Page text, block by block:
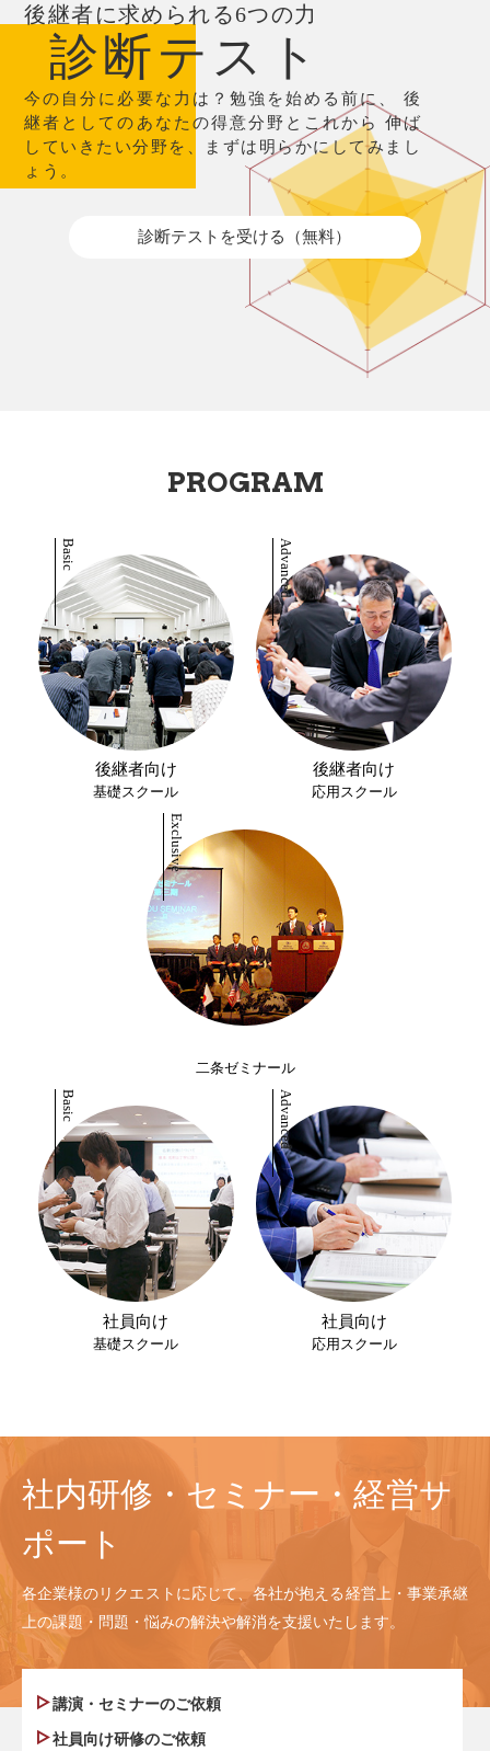
後継者に求められる6つの力
診断テスト
今の自分に必要な力は？勉強を始める前に、
後
継者としてのあなたの得意分野とこれから
伸ば
していきたい分野を、まずは明らかにしてみまし
ょう。
診断テストを受ける（無料）
PROGRAM
後継者向け
基礎スクール
後継者向け
応用スクール
二条ゼミナール
社員向け
基礎スクール
社員向け
応用スクール
社内研修・セミナー・経営サ
ポート
各企業様のリクエストに応じて、各社が抱える経営上・事業承継
上の課題・問題・悩みの解決や解消を支援いたします。
講演・セミナーのご依頼
社員向け研修のご依頼